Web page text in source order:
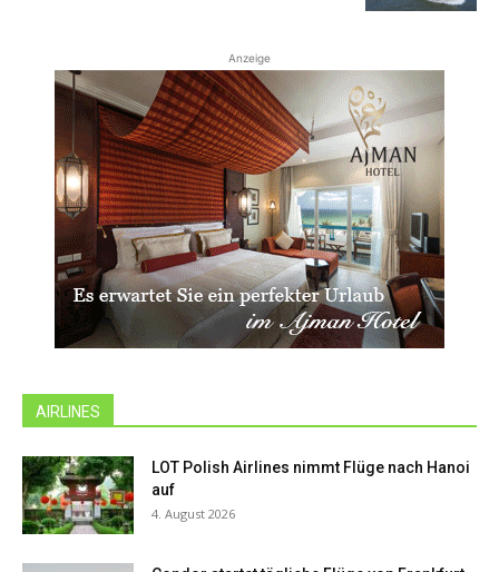
Anzeige
AIRLINES
LOT Polish Airlines nimmt Flüge nach Hanoi
auf
4. August 2026